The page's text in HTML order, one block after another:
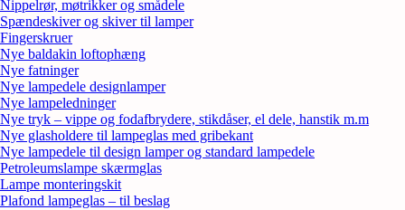
Nippelrør, møtrikker og smådele
Spændeskiver og skiver til lamper
Fingerskruer
Nye baldakin loftophæng
Nye fatninger
Nye lampedele designlamper
Nye lampeledninger
Nye tryk – vippe og fodafbrydere, stikdåser, el dele, hanstik m.m
Nye glasholdere til lampeglas med gribekant
Nye lampedele til design lamper og standard lampedele
Petroleumslampe skærmglas
Lampe monteringskit
Plafond lampeglas – til beslag